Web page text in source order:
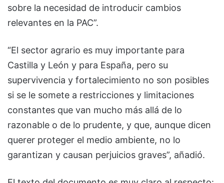
sobre la necesidad de introducir cambios
relevantes en la PAC”.
“El sector agrario es muy importante para
Castilla y León y para España, pero su
supervivencia y fortalecimiento no son posibles
si se le somete a restricciones y limitaciones
constantes que van mucho más allá de lo
razonable o de lo prudente, y que, aunque dicen
querer proteger el medio ambiente, no lo
garantizan y causan perjuicios graves”, añadió.